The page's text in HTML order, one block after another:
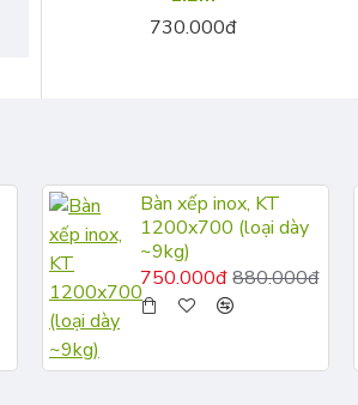
730.000đ
Bàn xếp inox, KT
1200x700 (loại dày
~9kg)
750.000đ 880.000đ